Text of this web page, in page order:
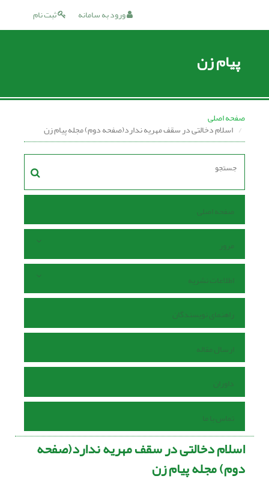
ثبت نام ورود به سامانه
پیام زن
صفحه اصلی
اسلام دخالتی در سقف مهریه ندارد(صفحه دوم) مجله پیام زن
صفحه اصلی
مرور
اطلاعات نشریه
راهنمای نویسندگان
ارسال مقاله
داوران
تماس با ما
اسلام دخالتی در سقف مهریه ندارد(صفحه
دوم) مجله پیام زن